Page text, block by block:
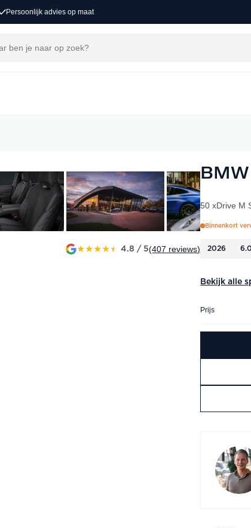
Persoonlijk advies op maat
★★★★★ 4.8 / 5(407 reviews)
50 xDrive M
Binnenkort
2026
Bekijk alle
Prijs